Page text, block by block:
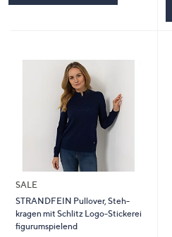
SALE
STRANDFEIN Pullover, Steh-
kragen mit Schlitz Logo-Stickerei
figurumspielend